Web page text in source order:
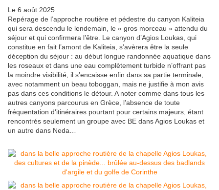
Le 6 août 2025
Repérage de l’approche routière et pédestre du canyon Kaliteia
qui sera descendu le lendemain, le « gros morceau » attendu du
séjour et qui confirmera l’être. Le canyon d’Agios Loukas, qui
constitue en fait l’amont de Kaliteia, s’avèrera être la seule
déception du séjour : au début longue randonnée aquatique dans
les roseaux et dans une eau complètement turbide n’offrant pas
la moindre visibilité, il s’encaisse enfin dans sa partie terminale,
avec notamment un beau toboggan, mais ne justifie à mon avis
pas dans ces conditions le détour. A noter comme dans tous les
autres canyons parcourus en Grèce, l’absence de toute
fréquentation d'itinéraires pourtant pour certains majeurs, étant
rencontrés seulement un groupe avec BE dans Agios Loukas et
un autre dans Neda…